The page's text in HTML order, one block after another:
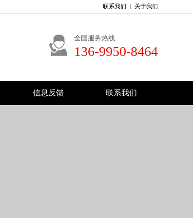
联系我们 关于我们
全国服务热线
136-9950-8464
信息反馈 联系我们